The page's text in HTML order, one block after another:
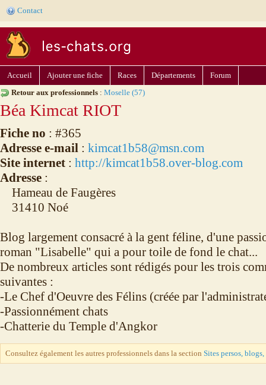
Contact
Accueil Ajouter une fiche Races Départements
Forum
Retour aux professionnels : Moselle (57)
Béa Kimcat RIOT
Fiche no : #365
Adresse e-mail : kimcat1b58@msn.com
Site internet : http://kimcat1b58.over-blog.com
Adresse :
Hameau de Faugères
31410 Noé
Blog largement consacré à la gent féline, d'une
roman "Lisabelle" qui a pour toile de fond le chat...
De nombreux articles sont rédigés pour les trois
suivantes :
-Le Chef d'Oeuvre des Félins (créée par
-Passionnément chats
-Chatterie du Temple d'Angkor
Consultez également les autres professionnels dans la section Sites persos,